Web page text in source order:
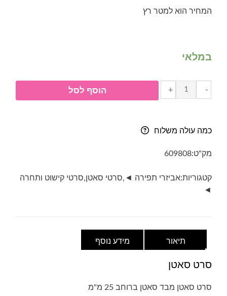
המחיר הוא למטר רץ
במלאי
-
כמות
של
רוחב
+ הוסף לסל
כמה עולה משלוח
מק"ט:609808
קטגוריות:אביזרי תפירה ◄ ,סרטי סאטן,סרטי קישוט ותחרה
◄
תיאור מידע נוסף
סרט סאטן
סרט סאטן מבד סאטן ברוחב 25 מ"מ